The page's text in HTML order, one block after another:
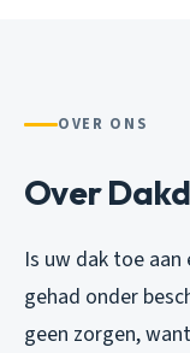
OVER ONS
Over
Is uw dak toe
gehad onder
geen zorgen,